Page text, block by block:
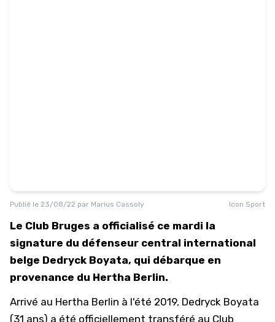
Publié le 23/08/22 par Marius Cassoly Icon Sport
Le Club Bruges a officialisé ce mardi la
signature du défenseur central international
belge Dedryck Boyata, qui débarque en
provenance du Hertha Berlin.
Arrivé au Hertha Berlin à l'été 2019, Dedryck Boyata
(31 ans) a été officiellement transféré au Club